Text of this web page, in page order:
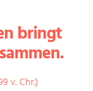
bringt
v. Chr.)